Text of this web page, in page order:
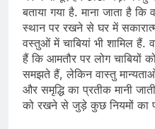
बताया गया है. माना जाता है
स्थान पर रखने से घर में
वस्तुओं में चाबियां भी शामिल हैं.
हैं कि आमतौर पर लोग चाबियों
समझते हैं, लेकिन वास्तु
और समृद्धि का प्रतीक मानी
को रखने से जुड़े कुछ नियमों का